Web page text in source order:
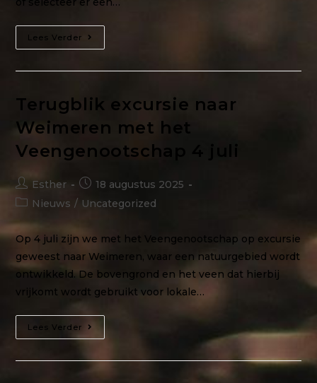
Lees Verder
Terugblik excursie naar
Weimeren met het
Veengenootschap 4 juli
Esther
18 augustus 2025
Nieuws / Uncategorized
Op 4 juli zijn we met het Veengenootschap op excursie
geweest naar Weimeren, waar een natuurgebied wordt
ontwikkeld. De bovengrond en het veen dat hierbij
vrijkomt wordt gebruikt voor lokale…
Lees Verder